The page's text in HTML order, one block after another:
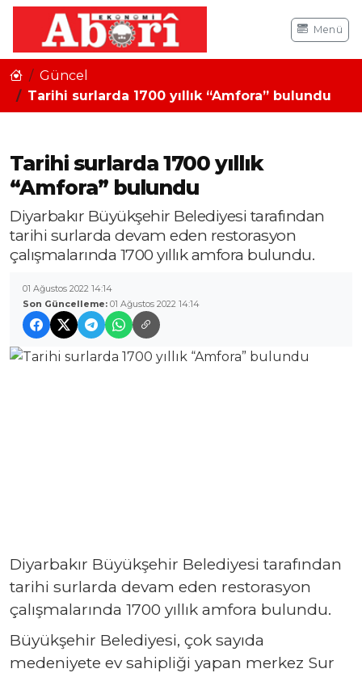
Menü
Güncel
Tarihi surlarda 1700 yıllık “Amfora” bulundu
Tarihi surlarda 1700 yıllık
“Amfora” bulundu
Diyarbakır Büyükşehir Belediyesi tarafından
tarihi surlarda devam eden restorasyon
çalışmalarında 1700 yıllık amfora bulundu.
01 Ağustos 2022 14:14
Son Güncelleme: 01 Ağustos 2022 14:14
Diyarbakır Büyükşehir Belediyesi tarafından
tarihi surlarda devam eden restorasyon
çalışmalarında 1700 yıllık amfora bulundu.
Büyükşehir Belediyesi, çok sayıda
medeniyete ev sahipliği yapan merkez Sur